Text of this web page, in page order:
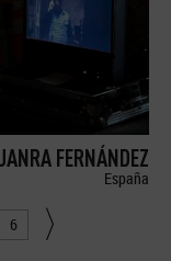
FERNÁNDEZ
España
6